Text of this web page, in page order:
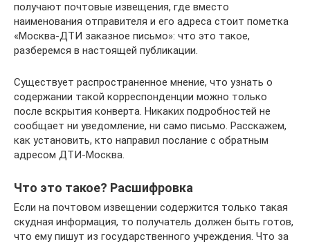
получают почтовые извещения, где вместо
наименования отправителя и его адреса стоит пометка
«Москва-ДТИ заказное письмо»: что это такое,
разберемся в настоящей публикации.
Существует распространенное мнение, что узнать о
содержании такой корреспонденции можно только
после вскрытия конверта. Никаких подробностей не
сообщает ни уведомление, ни само письмо. Расскажем,
как установить, кто направил послание с обратным
адресом ДТИ-Москва.
Что это такое? Расшифровка
Если на почтовом извещении содержится только такая
скудная информация, то получатель должен быть готов,
что ему пишут из государственного учреждения. Что за